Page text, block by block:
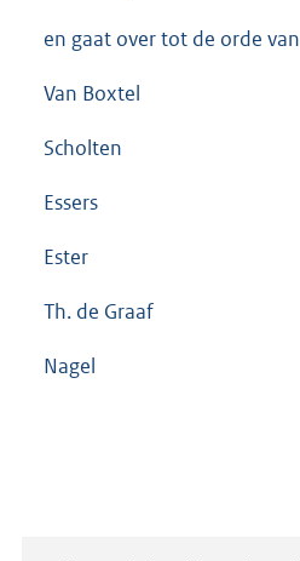
en gaat over tot de orde
Van Boxtel
Scholten
Essers
Ester
Th. de Graaf
Nagel